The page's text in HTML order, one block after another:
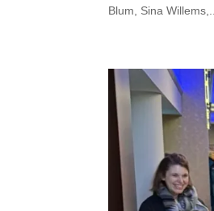
Blum, Sina Willems,...